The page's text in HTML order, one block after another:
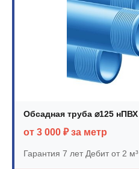
Обсадная труба ⌀125 нПВХ
от 3 000 ₽ за метр
Гарантия 7 летДебит от 2 м³